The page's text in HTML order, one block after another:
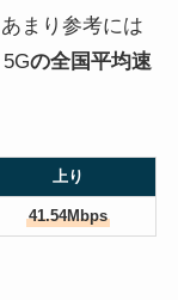
まり参考には
の全国平均速
上り
41.54Mbps